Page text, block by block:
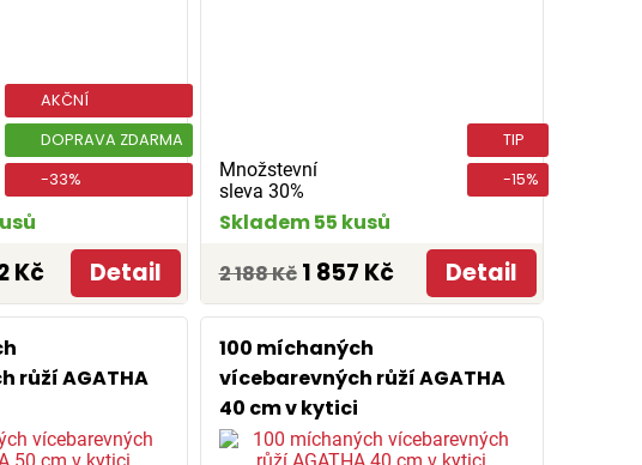
AKČNÍ
DOPRAVA ZDARMA
-33%
Kč Detail
Množstevní
sleva 30%
TIP
-15%
Skladem 55 kusů
2 188 Kč 1 857 Kč Detail
růží AGATHA
100 míchaných
vícebarevných růží AGATHA
40 cm v kytici